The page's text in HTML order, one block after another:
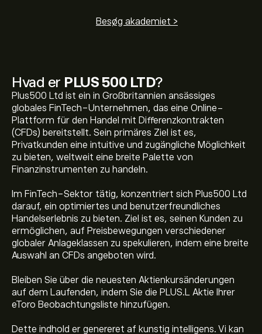
Hvad er PLUS 500 LTD?
Plus500 Ltd ist ein in Großbritannien ansässiges
globales FinTech-Unternehmen, das eine Online-
Plattform für den Handel mit Differenzkontrakten
(CFDs) bereitstellt. Sein primäres Ziel ist es,
Privatkunden eine intuitive und zugängliche Möglichkeit
zu bieten, weltweit eine breite Palette von
Finanzinstrumenten zu handeln.
Im FinTech-Sektor tätig, konzentriert sich Plus500 Ltd
darauf, ein optimiertes und benutzerfreundliches
Handelserlebnis zu bieten. Ziel ist es, seinen Kunden zu
ermöglichen, auf Preisbewegungen verschiedener
globaler Anlageklassen zu spekulieren, indem eine breite
Auswahl an CFDs angeboten wird.
Bleiben Sie über die neuesten Aktienkursänderungen
auf dem Laufenden, indem Sie die PLUS.L Aktie Ihrer
eToro Beobachtungsliste hinzufügen.
Dette indhold er genereret af kunstig intelligens. Vi kan
Besøg akademiet >
Den aktuelle PLUS.L-aktiekurs er 3,820.00‎p‎.